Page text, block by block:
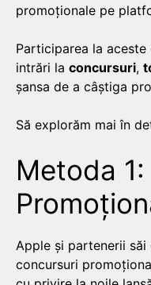
promoționale pe
Participarea la
intrări la concursuri,
șansa de a câștiga
Să explorăm mai în
Metoda
Apple și partenerii
concursuri